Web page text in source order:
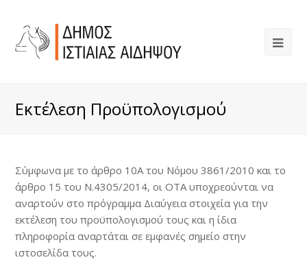
Εκτέλεση Προϋπολογισμού
Σύμφωνα με το άρθρο 10Α του Νόμου 3861/2010 και το
άρθρο 15 του Ν.4305/2014, οι ΟΤΑ υποχρεούνται να
αναρτούν στο πρόγραμμα Διαύγεια στοιχεία για την
εκτέλεση του προϋπολογισμού τους και η ίδια
πληροφορία αναρτάται σε εμφανές σημείο στην
ιστοσελίδα τους.